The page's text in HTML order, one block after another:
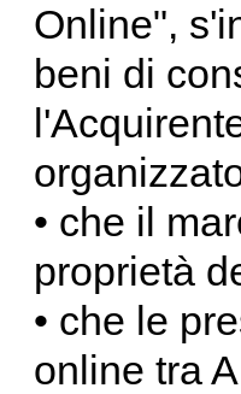
Online",
beni di
• che il
proprietà
• che le
online tra